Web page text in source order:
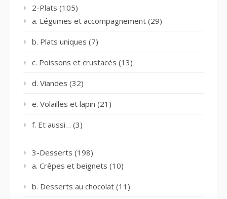
2-Plats (105)
a. Légumes et accompagnement (29)
b. Plats uniques (7)
c. Poissons et crustacés (13)
d. Viandes (32)
e. Volailles et lapin (21)
f. Et aussi… (3)
3-Desserts (198)
a. Crêpes et beignets (10)
b. Desserts au chocolat (11)